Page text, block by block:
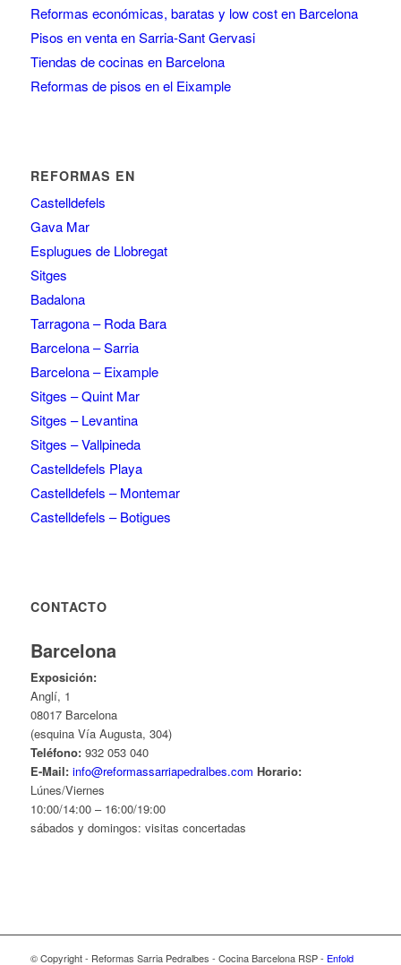
Reformas económicas, baratas y low cost en Barcelona
Pisos en venta en Sarria-Sant Gervasi
Tiendas de cocinas en Barcelona
Reformas de pisos en el Eixample
REFORMAS EN
Castelldefels
Gava Mar
Esplugues de Llobregat
Sitges
Badalona
Tarragona – Roda Bara
Barcelona – Sarria
Barcelona – Eixample
Sitges – Quint Mar
Sitges – Levantina
Sitges – Vallpineda
Castelldefels Playa
Castelldefels – Montemar
Castelldefels – Botigues
CONTACTO
Barcelona
Exposición:
Anglí, 1
08017 Barcelona
(esquina Vía Augusta, 304)
Teléfono:932 053 040
E-Mail: info@reformassarriapedralbes.com Horario:
Lúnes/Viernes
10:00/14:00 – 16:00/19:00
sábados y domingos: visitas concertadas
© Copyright - Reformas Sarria Pedralbes - Cocina Barcelona RSP - Enfold